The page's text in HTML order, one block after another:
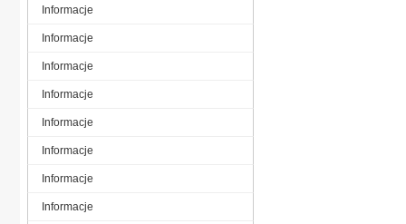
Informacje
Informacje
Informacje
Informacje
Informacje
Informacje
Informacje
Informacje